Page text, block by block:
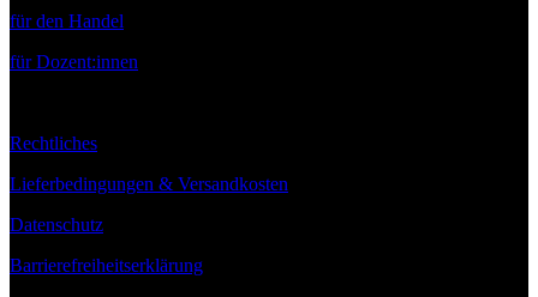
für den Handel
für Dozent:innen
Rechtliches
Lieferbedingungen & Versandkosten
Datenschutz
Barrierefreiheitserklärung